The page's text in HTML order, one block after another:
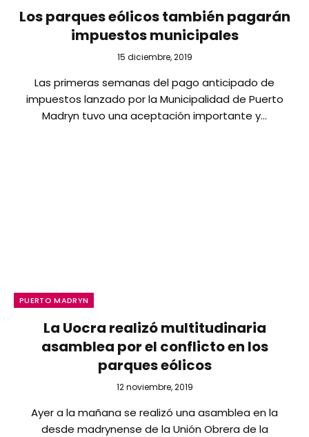
Los parques eólicos también pagarán
impuestos municipales
15 diciembre, 2019
Las primeras semanas del pago anticipado de
impuestos lanzado por la Municipalidad de Puerto
Madryn tuvo una aceptación importante y…
PUERTO MADRYN
La Uocra realizó multitudinaria
asamblea por el conflicto en los
parques eólicos
12 noviembre, 2019
Ayer a la mañana se realizó una asamblea en la
desde madrynense de la Unión Obrera de la